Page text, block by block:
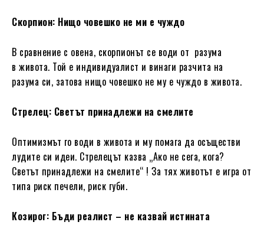
Скорпион: Нищо човешко не ми е чуждо
В сравнение с овена, скорпионът се води от разума
в живота. Той е индивидуалист и винаги разчита на
разума си, затова нищо човешко не му е чуждо в живота.
Стрелец: Светът принадлежи на смелите
Оптимизмът го води в живота и му помага да осъществи
лудите си идеи. Стрелецът казва „Ако не сега, кога?
Светът принадлежи на смелите“ ! За тях животът е игра от
типа риск печели, риск губи.
Козирог: Бъди реалист – не казвай истината